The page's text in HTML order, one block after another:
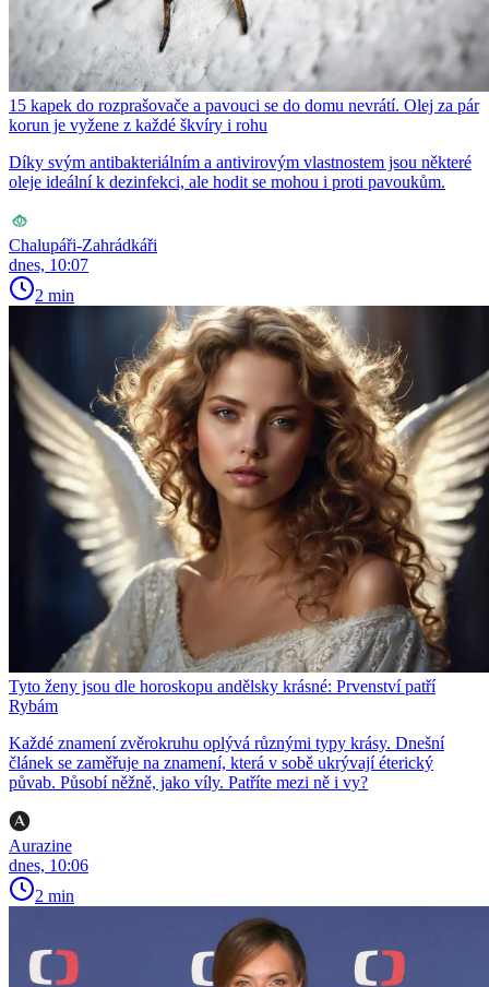
15 kapek do rozprašovače a pavouci se do domu nevrátí. Olej za pár
korun je vyžene z každé škvíry i rohu
Díky svým antibakteriálním a antivirovým vlastnostem jsou některé
oleje ideální k dezinfekci, ale hodit se mohou i proti pavoukům.
Chalupáři-Zahrádkáři
dnes, 10:07
2 min
Tyto ženy jsou dle horoskopu andělsky krásné: Prvenství patří
Rybám
Každé znamení zvěrokruhu oplývá různými typy krásy. Dnešní
článek se zaměřuje na znamení, která v sobě ukrývají éterický
půvab. Působí něžně, jako víly. Patříte mezi ně i vy?
Aurazine
dnes, 10:06
2 min